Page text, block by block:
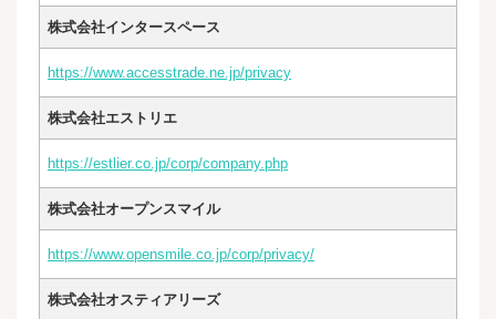
株式会社インタースペース
https://www.accesstrade.ne.jp/privacy
株式会社エストリエ
https://estlier.co.jp/corp/company.php
株式会社オープンスマイル
https://www.opensmile.co.jp/corp/privacy/
株式会社オスティアリーズ